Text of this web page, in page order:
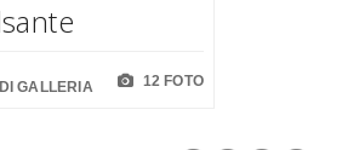
GALLERIA 12 FOTO